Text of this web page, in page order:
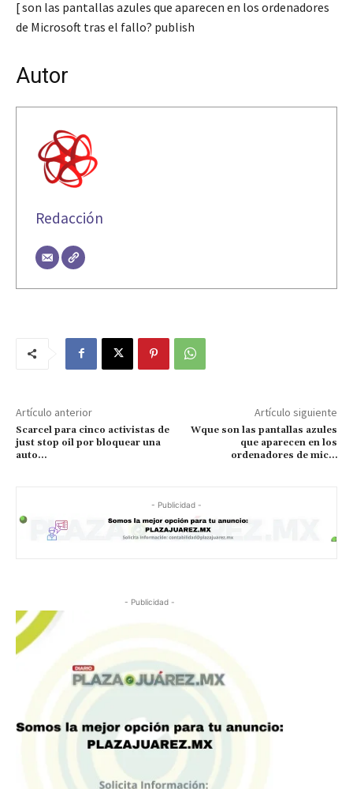
[ son las pantallas azules que aparecen en los ordenadores
de Microsoft tras el fallo? publish
Autor
Redacción
Artículo anterior
Scarcel para cinco activistas de
just stop oil por bloquear una
auto…
Artículo siguiente
Wque son las pantallas azules
que aparecen en los
ordenadores de mic…
- Publicidad -
- Publicidad -